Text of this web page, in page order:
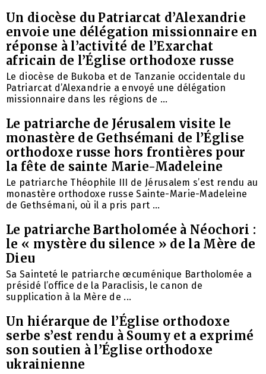
Un diocèse du Patriarcat d’Alexandrie
envoie une délégation missionnaire en
réponse à l’activité de l’Exarchat
africain de l’Église orthodoxe russe
Le diocèse de Bukoba et de Tanzanie occidentale du
Patriarcat d’Alexandrie a envoyé une délégation
missionnaire dans les régions de ...
Le patriarche de Jérusalem visite le
monastère de Gethsémani de l’Église
orthodoxe russe hors frontières pour
la fête de sainte Marie-Madeleine
Le patriarche Théophile III de Jérusalem s’est rendu au
monastère orthodoxe russe Sainte-Marie-Madeleine
de Gethsémani, où il a pris part ...
Le patriarche Bartholomée à Néochori :
le « mystère du silence » de la Mère de
Dieu
Sa Sainteté le patriarche œcuménique Bartholomée a
présidé l’office de la Paraclisis, le canon de
supplication à la Mère de ...
Un hiérarque de l’Église orthodoxe
serbe s’est rendu à Soumy et a exprimé
son soutien à l’Église orthodoxe
ukrainienne